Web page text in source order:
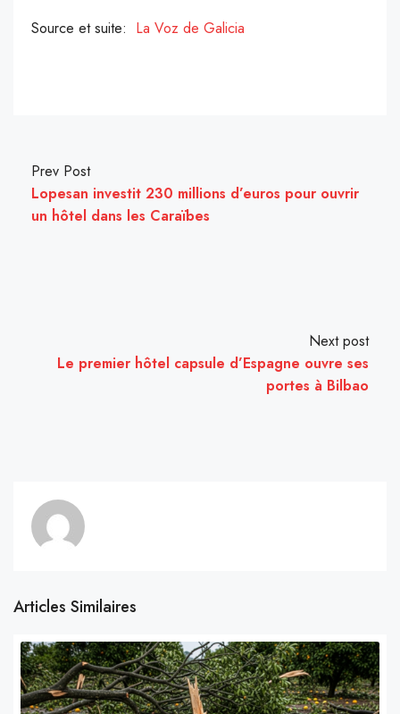
Source et suite: La Voz de Galicia
Prev Post
Lopesan investit 230 millions d’euros pour ouvrir
un hôtel dans les Caraïbes
Next post
Le premier hôtel capsule d’Espagne ouvre ses
portes à Bilbao
Articles Similaires